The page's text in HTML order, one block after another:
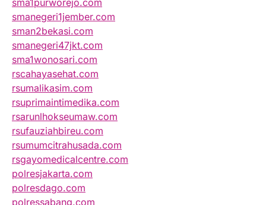
sma1purworejo.com
smanegeri1jember.com
sman2bekasi.com
smanegeri47jkt.com
sma1wonosari.com
rscahayasehat.com
rsumalikasim.com
rsuprimaintimedika.com
rsarunlhokseumaw.com
rsufauziahbireu.com
rsumumcitrahusada.com
rsgayomedicalcentre.com
polresjakarta.com
polresdago.com
polressabang.com